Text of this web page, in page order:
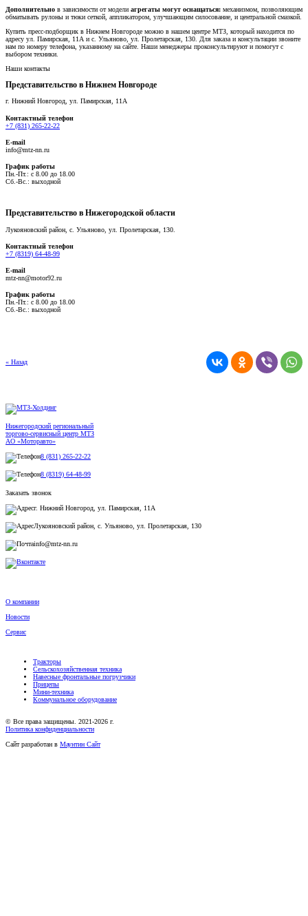
Дополнительно в зависимости от модели агрегаты могут оснащаться: механизмом, позволяющим
обматывать рулоны и тюки сеткой, аппликатором, улучшающим силосование, и центральной смазкой.
Купить пресс-подборщик в Нижнем Новгороде можно в нашем центре МТЗ, который находится по
адресу ул. Памирская, 11А и с. Ульяново, ул. Пролетарская, 130. Для заказа и консультации звоните
нам по номеру телефона, указанному на сайте. Наши менеджеры проконсультируют и помогут с
выбором техники.
Наши контакты
Представительство в Нижнем Новгороде
г. Нижний Новгород, ул. Памирская, 11А
Контактный телефон
+7 (831) 265-22-22
E-mail
info@mtz-nn.ru
График работы
Пн.-Пт.: с 8.00 до 18.00
Сб.-Вс.: выходной
Представительство в Нижегородской области
Лукояновский район, с. Ульяново, ул. Пролетарская, 130.
Контактный телефон
+7 (8319) 64-48-99
E-mail
mtz-nn@motor92.ru
График работы
Пн.-Пт.: с 8.00 до 18.00
Сб.-Вс.: выходной
« Назад
Нижегородский региональный
торгово-сервисный центр МТЗ
АО «Моторавто»
8 (831) 265-22-22
8 (8319) 64-48-99
Заказать звонок
г. Нижний Новгород, ул. Памирская, 11А
Лукояновский район, с. Ульяново, ул. Пролетарская, 130
info@mtz-nn.ru
О компании
Новости
Сервис
Тракторы
Сельскохозяйственная техника
Навесные фронтальные погрузчики
Прицепы
Мини-техника
Коммунальное оборудование
© Все права защищены. 2021-2026 г.
Политика конфиденциальности
Сайт разработан в Маунтин Сайт